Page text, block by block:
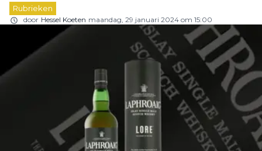
Rubrieken
door Hessel Koeten maandag, 29 januari 2024 om 15:00